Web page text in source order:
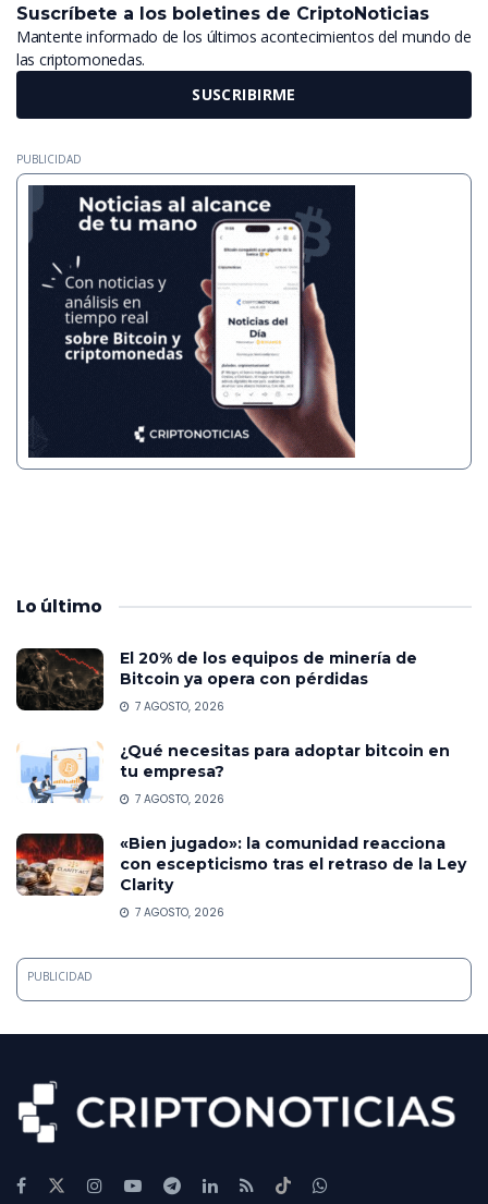
Suscríbete a los boletines de CriptoNoticias
Mantente informado de los últimos acontecimientos del mundo de
las criptomonedas.
SUSCRIBIRME
PUBLICIDAD
Lo último
El 20% de los equipos de minería de
Bitcoin ya opera con pérdidas
7 AGOSTO, 2026
¿Qué necesitas para adoptar bitcoin en
tu empresa?
7 AGOSTO, 2026
«Bien jugado»: la comunidad reacciona
con escepticismo tras el retraso de la Ley
Clarity
7 AGOSTO, 2026
PUBLICIDAD